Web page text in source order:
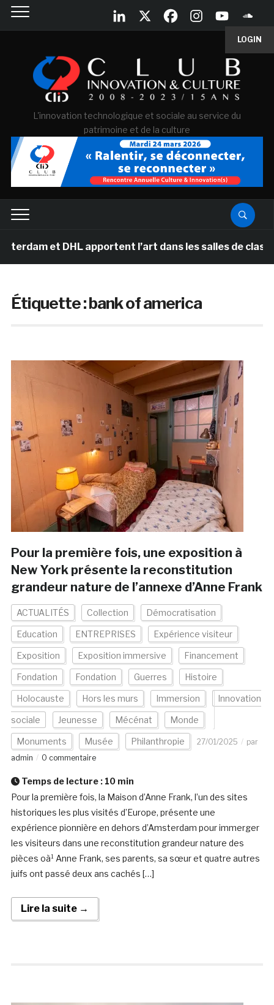
LOGIN
L'innovation technologique et sociale au service du
patrimoine et de la culture
et DHL apportent l’art dans les salles de classe des
Étiquette :bank of america
Pour la première fois, une exposition à
New York présente la reconstitution
grandeur nature de l’annexe d’Anne Frank
ACTUALITÉS Collection Démocratisation
Education ENTREPRISES Expérience visiteur
Exposition Exposition immersive Financement
Fondation Fondation Guerres Histoire
Holocauste Hors les murs Immersion Innovation
sociale Jeunesse Mécénat Monde
Monuments Musée Philanthropie 27/01/2025
par
admin
0 commentaire
Temps de lecture : 10 min
Pour la première fois, la Maison d’Anne Frank, l’un des sites
historiques les plus visités d’Europe, présente une
expérience pionnière en dehors d’Amsterdam pour immerger
les visiteurs dans une reconstitution grandeur nature des
pièces oà¹ Anne Frank, ses parents, sa sœur et quatre autres
juifs ont passé deux ans cachés […]
Lire la suite →